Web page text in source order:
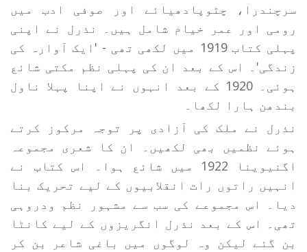
سرچندرا، چٹوپادھیائے اور صوفی ادب میں
رومی اور عمر خیام شامل ہیں۔ نذرل نے اپنی
پہلی کتاب 1919 میں لکھی تھی - 'ایک آوارہ کی
زندگی'۔ اس کے بعد ان کی پہلی نظم مکتی شائع
ہوئی۔ 1920 کے بعد انہوں نے اپنا پہلا ناول
بندھن ہارا لکھا۔
نذرل نے ملک کی آزادی پر توجہ مرکوز کرتے
ہوئے نظمیں بھی لکھیں۔ ان کا شعری مجموعہ
اگنیوینا 1922 میں شائع ہوا۔ اس کتاب نے
انہیں راتوں رات انقلابیوں کے لیے تحریک بنا
دیا۔ اس مجموعے کی سب سے مشہور نظم ودروہی
تھی۔ اس کے بعد نذرل انگریزوں کے لیے کانٹا
بن گئے لیکن وہ لوگوں میں باغی شاعر بن کر